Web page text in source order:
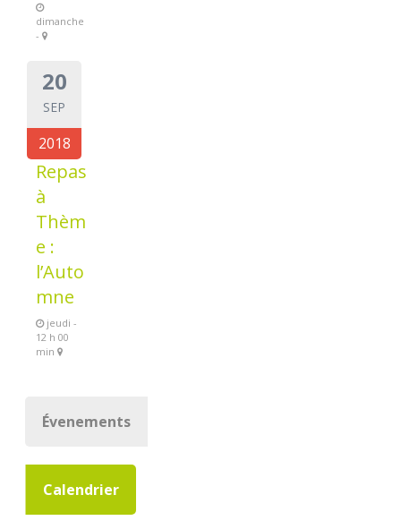
dimanche
-
20
SEP
2018
Repas
à
Thèm
e :
l’Auto
mne
jeudi -
12 h 00
min
Évenements
Calendrier